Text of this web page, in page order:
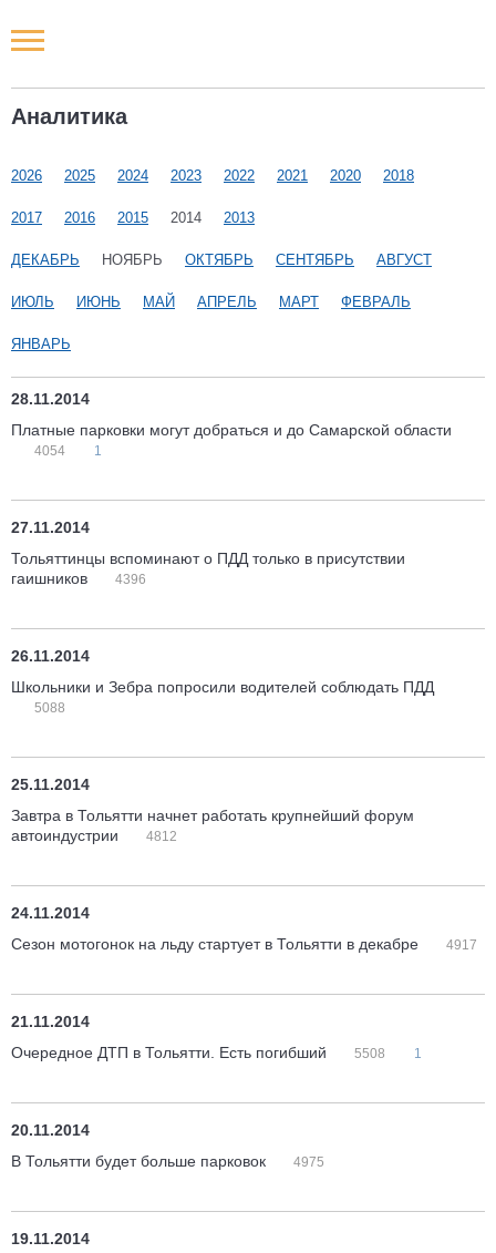
Аналитика
2026 2025 2024 2023 2022 2021 2020 2018
2017 2016 2015 2014 2013
ДЕКАБРЬ НОЯБРЬ ОКТЯБРЬ СЕНТЯБРЬ АВГУСТ
ИЮЛЬ ИЮНЬ МАЙ АПРЕЛЬ МАРТ ФЕВРАЛЬ
ЯНВАРЬ
28.11.2014
Платные парковки могут добраться и до Самарской области
4054 1
27.11.2014
Тольяттинцы вспоминают о ПДД только в присутствии
гаишников
4396
26.11.2014
Школьники и Зебра попросили водителей соблюдать ПДД
5088
25.11.2014
Завтра в Тольятти начнет работать крупнейший форум
автоиндустрии
4812
24.11.2014
Сезон мотогонок на льду стартует в Тольятти в декабре
4917
21.11.2014
Очередное ДТП в Тольятти. Есть погибший
5508 1
20.11.2014
В Тольятти будет больше парковок
4975
19.11.2014
Новости РФ
Наши мероприятия
Статьи